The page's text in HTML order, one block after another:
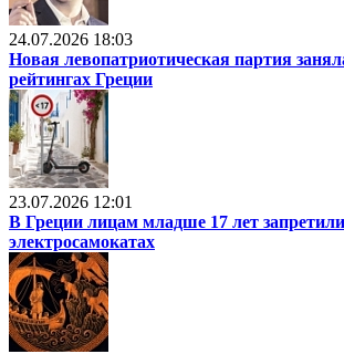
24.07.2026 18:03
Новая левопатриотическая партия
рейтингах Греции
23.07.2026 12:01
В Греции лицам младше 17 лет запретили
электросамокатах